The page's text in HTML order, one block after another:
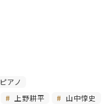
ピアノ
上野耕平
山中惇史